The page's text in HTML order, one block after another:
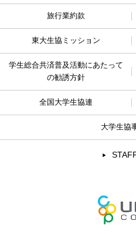
旅行業約款
東大生協ミッション
学生総合共済普及活動にあたって
の勧誘方針
全国大学生協連
大学生協